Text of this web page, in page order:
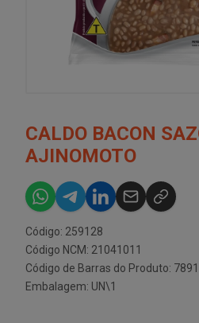
CALDO BACON
AJINOMOTO
Código: 259128
Código NCM: 21041011
Código de Barras do Produto:
Embalagem: UN\1